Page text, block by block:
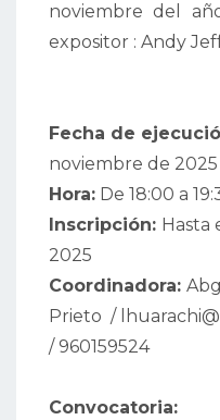
noviembre del
expositor : Andy
Fecha de
noviembre de 2025
Hora: De 18:00 a
Inscripción: Hasta
2025
Coordinadora:
Prieto /
/ 960159524
Convocatoria: